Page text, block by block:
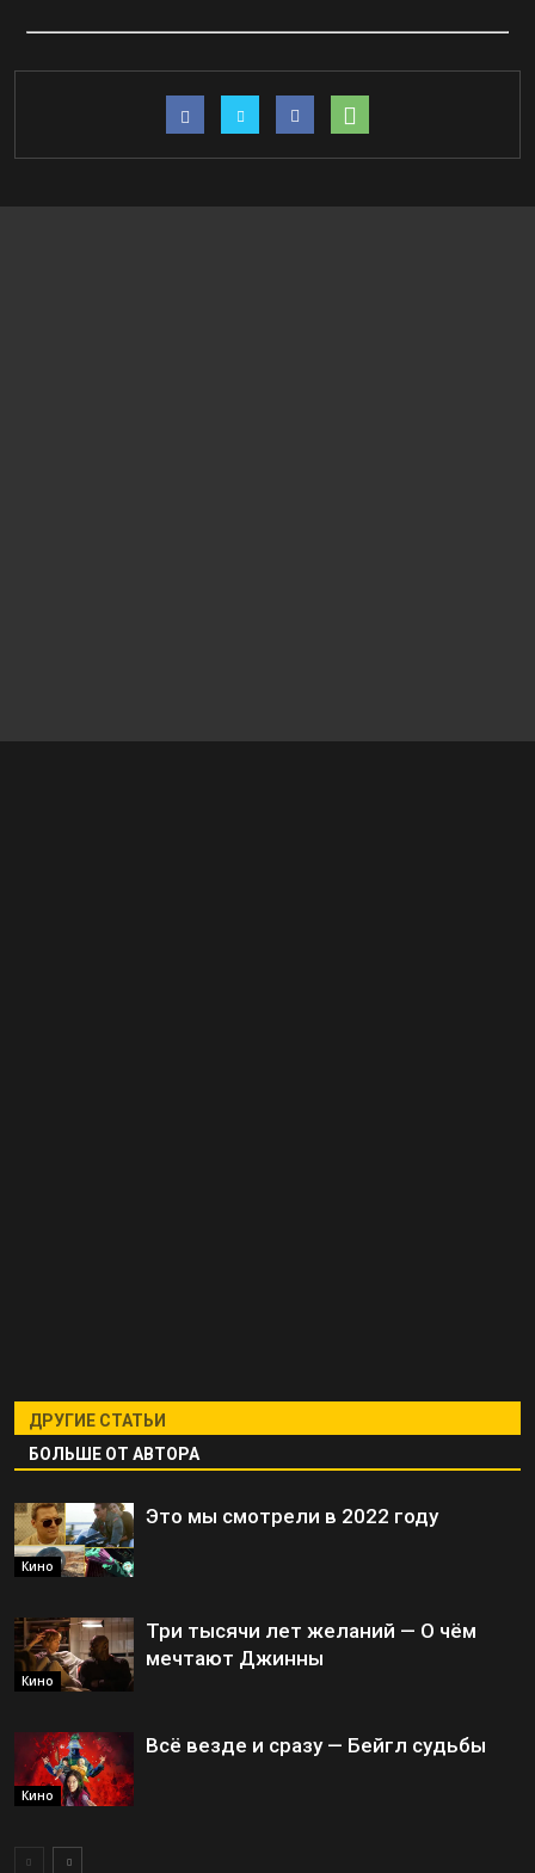
ДРУГИЕ СТАТЬИ
БОЛЬШЕ ОТ АВТОРА
Кино
Это мы смотрели в 2022 году
Кино
Три тысячи лет желаний — О чём
мечтают Джинны
Кино
Всё везде и сразу — Бейгл судьбы